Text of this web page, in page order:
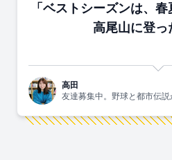
「ベストシーズンは、
高尾山に登っ
高田
友達募集中。野球と都市伝説